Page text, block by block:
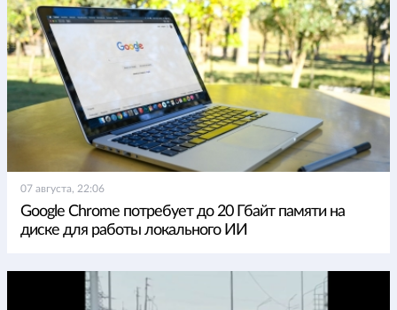
07 августа, 22:06
Google Chrome потребует до 20 Гбайт памяти на
диске для работы локального ИИ